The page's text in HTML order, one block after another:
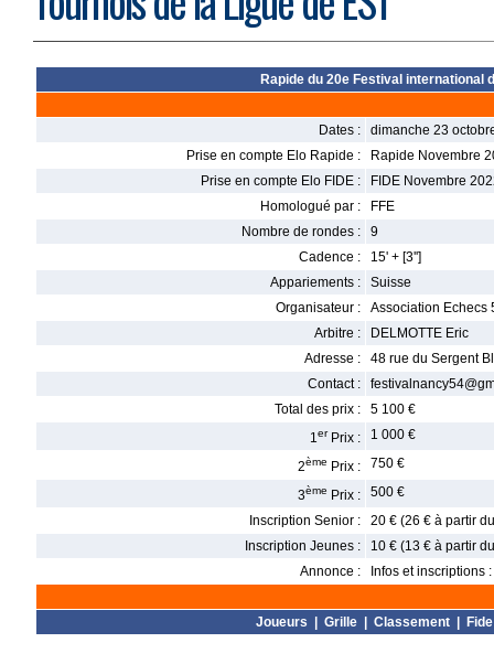
Rapide du 20e Festival international
Dates :
dimanche 23
Prise en compte Elo Rapide :
Rapide Novembre
Prise en compte Elo FIDE :
FIDE Novembre
Homologué par :
FFE
Nombre de rondes :
9
Cadence :
15' + [3'']
Appariements :
Suisse
Organisateur :
Association Echecs
Arbitre :
DELMOTTE Eric
Adresse :
48 rue du Sergent
Contact :
Total des prix :
5 100 €
1er Prix : 1 000 €
2ème Prix : 750 €
3ème Prix :
500 €
Inscription Senior :
20 € (26 € à partir
Inscription Jeunes :
10 € (13 € à partir
Annonce :
Infos et inscriptions
Joueurs Grille Classement Fide